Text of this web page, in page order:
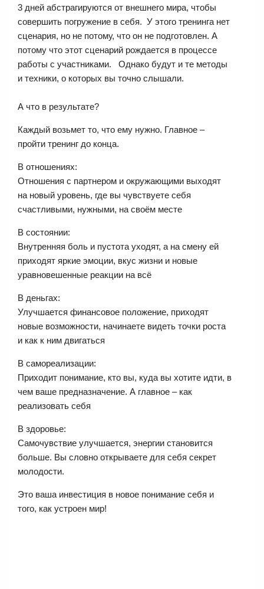
3 дней абстрагируются от внешнего мира, чтобы
совершить погружение в себя. У этого тренинга нет
сценария, но не потому, что он не подготовлен. А
потому что этот сценарий рождается в процессе
работы с участниками. Однако будут и те методы
и техники, о которых вы точно слышали.
А что в результате?
Каждый возьмет то, что ему нужно. Главное –
пройти тренинг до конца.
В отношениях:
Отношения с партнером и окружающими выходят
на новый уровень, где вы чувствуете себя
счастливыми, нужными, на своём месте
В состоянии:
Внутренняя боль и пустота уходят, а на смену ей
приходят яркие эмоции, вкус жизни и новые
уравновешенные реакции на всё
В деньгах:
Улучшается финансовое положение, приходят
новые возможности, начинаете видеть точки роста
и как к ним двигаться
В самореализации:
Приходит понимание, кто вы, куда вы хотите идти, в
чем ваше предназначение. А главное – как
реализовать себя
В здоровье:
Самочувствие улучшается, энергии становится
больше. Вы словно открываете для себя секрет
молодости.
Это ваша инвестиция в новое понимание себя и
того, как устроен мир!